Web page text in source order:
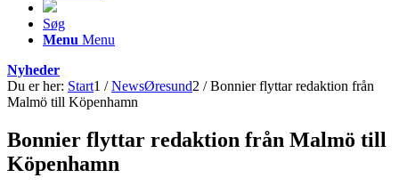
Søg
Menu Menu
Nyheder
Du er her: Start1 / NewsØresund2 / Bonnier flyttar redaktion från
Malmö till Köpenhamn
Bonnier flyttar redaktion från Malmö till
Köpenhamn